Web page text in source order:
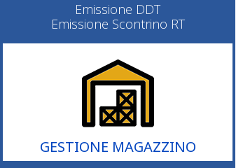
Emissione DDT
Emissione Scontrino RT
GESTIONE MAGAZZINO